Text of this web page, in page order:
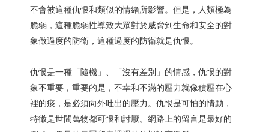
不會被這種仇恨和類似的情緒所影響。但是，人類極為
脆弱，這種脆弱性導致大眾對於威脅到生命和安全的對
象做過度的防衛，這種過度的防衛就是仇恨。
仇恨是一種「隨機」、「沒有差別」的情感，仇恨的對
象不重要，重要的是，不幸和不滿的壓力就像積壓在心
裡的痰，是必須向外吐出的壓力。仇恨是可怕的情動，
特徵是世間萬物都可恨和討厭。網路上的留言是最好的